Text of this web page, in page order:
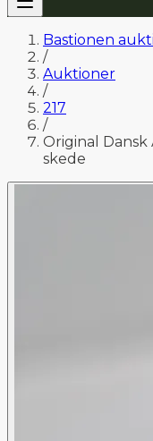
Bastionen
/
Auktioner
/
217
/
Original
skede